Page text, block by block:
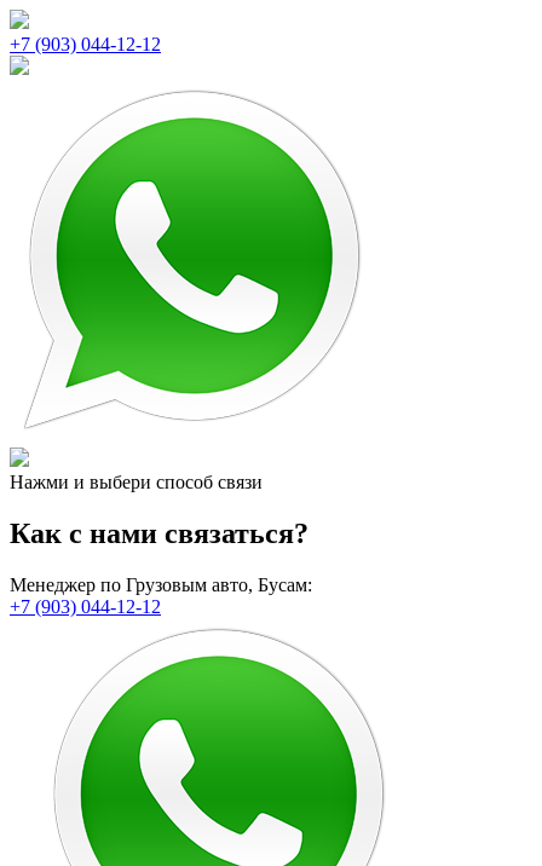
+7 (903) 044-12-12
Нажми и выбери способ связи
Как с нами связаться?
Менеджер по Грузовым авто, Бусам:
+7 (903) 044-12-12